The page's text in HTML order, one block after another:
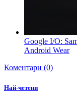
Google I/O:
Android Wear
Коментари (0)
Най-четени